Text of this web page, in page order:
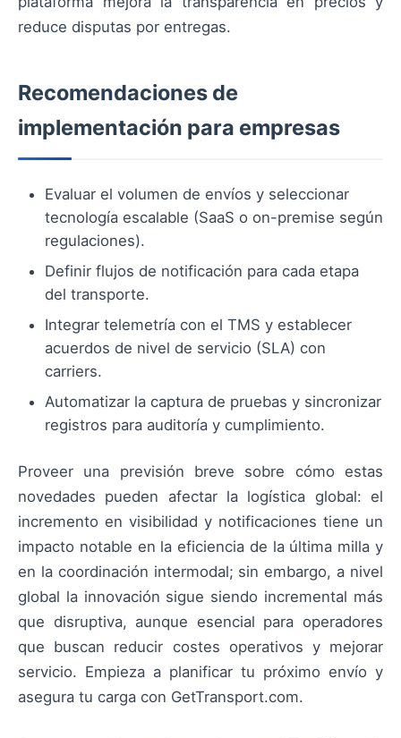
reduce disputas por entregas.
Recomendaciones de
implementación para empresas
Evaluar el volumen de envíos y seleccionar
tecnología escalable (SaaS o on-premise según
regulaciones).
Definir flujos de notificación para cada etapa
del transporte.
Integrar telemetría con el TMS y establecer
acuerdos de nivel de servicio (SLA) con
carriers.
Automatizar la captura de pruebas y sincronizar
registros para auditoría y cumplimiento.
Proveer una previsión breve sobre cómo estas
novedades pueden afectar la logística global: el
incremento en visibilidad y notificaciones tiene un
impacto notable en la eficiencia de la última milla y
en la coordinación intermodal; sin embargo, a nivel
global la innovación sigue siendo incremental más
que disruptiva, aunque esencial para operadores
que buscan reducir costes operativos y mejorar
servicio. Empieza a planificar tu próximo envío y
asegura tu carga con GetTransport.com.